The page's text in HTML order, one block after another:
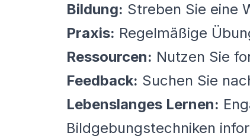
Bildung: Streben Sie eine
Praxis: Regelmäßige
Ressourcen: Nutzen Sie
Feedback: Suchen Sie
Lebenslanges Lernen:
Bildgebungstechniken